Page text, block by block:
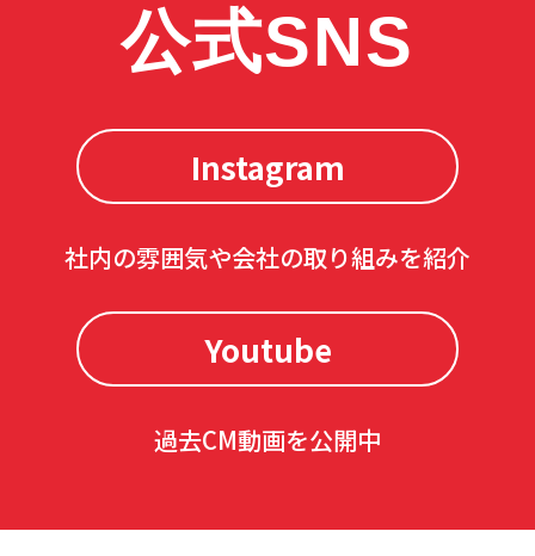
公式SNS
Instagram
社内の雰囲気や会社の取り組みを紹介
Youtube
過去CM動画を公開中